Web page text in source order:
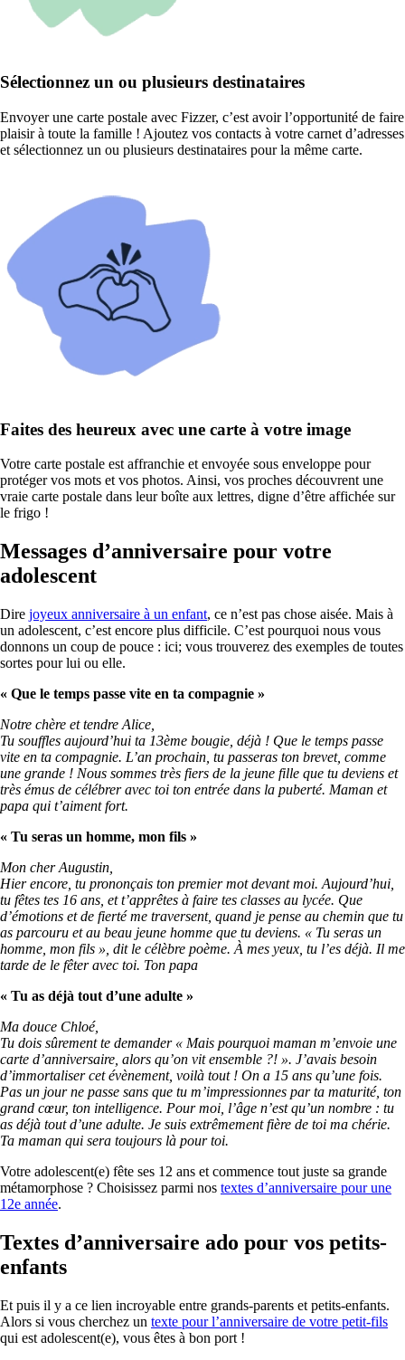
Sélectionnez un ou plusieurs destinataires
Envoyer une carte postale avec Fizzer, c’est avoir l’opportunité de faire
plaisir à toute la famille ! Ajoutez vos contacts à votre carnet d’adresses
et sélectionnez un ou plusieurs destinataires pour la même carte.
Faites des heureux avec une carte à votre image
Votre carte postale est affranchie et envoyée sous enveloppe pour
protéger vos mots et vos photos. Ainsi, vos proches découvrent une
vraie carte postale dans leur boîte aux lettres, digne d’être affichée sur
le frigo !
Messages d’anniversaire pour votre
adolescent
Dire joyeux anniversaire à un enfant, ce n’est pas chose aisée. Mais à
un adolescent, c’est encore plus difficile. C’est pourquoi nous vous
donnons un coup de pouce : ici; vous trouverez des exemples de toutes
sortes pour lui ou elle.
« Que le temps passe vite en ta compagnie »
Notre chère et tendre Alice,
Tu souffles aujourd’hui ta 13ème bougie, déjà ! Que le temps passe
vite en ta compagnie. L’an prochain, tu passeras ton brevet, comme
une grande ! Nous sommes très fiers de la jeune fille que tu deviens et
très émus de célébrer avec toi ton entrée dans la puberté. Maman et
papa qui t’aiment fort.
« Tu seras un homme, mon fils »
Mon cher Augustin,
Hier encore, tu prononçais ton premier mot devant moi. Aujourd’hui,
tu fêtes tes 16 ans, et t’apprêtes à faire tes classes au lycée. Que
d’émotions et de fierté me traversent, quand je pense au chemin que tu
as parcouru et au beau jeune homme que tu deviens. « Tu seras un
homme, mon fils », dit le célèbre poème. À mes yeux, tu l’es déjà. Il me
tarde de le fêter avec toi. Ton papa
« Tu as déjà tout d’une adulte »
Ma douce Chloé,
Tu dois sûrement te demander « Mais pourquoi maman m’envoie une
carte d’anniversaire, alors qu’on vit ensemble ?! ». J’avais besoin
d’immortaliser cet évènement, voilà tout ! On a 15 ans qu’une fois.
Pas un jour ne passe sans que tu m’impressionnes par ta maturité, ton
grand cœur, ton intelligence. Pour moi, l’âge n’est qu’un nombre : tu
as déjà tout d’une adulte. Je suis extrêmement fière de toi ma chérie.
Ta maman qui sera toujours là pour toi.
Votre adolescent(e) fête ses 12 ans et commence tout juste sa grande
métamorphose ? Choisissez parmi nos textes d’anniversaire pour une
12e année.
Textes d’anniversaire ado pour vos petits-
enfants
Et puis il y a ce lien incroyable entre grands-parents et petits-enfants.
Alors si vous cherchez un texte pour l’anniversaire de votre petit-fils
qui est adolescent(e), vous êtes à bon port !